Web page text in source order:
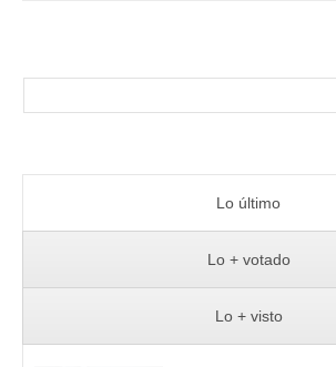
Lo último
Lo + votado
Lo + visto